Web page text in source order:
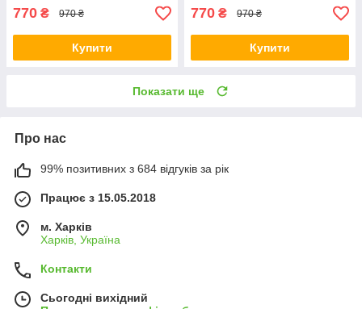
770 ₴ 970 ₴
Купити
770 ₴ 970 ₴
Купити
Показати ще
Про нас
99% позитивних з 684 відгуків за рік
Працює з 15.05.2018
м. Харків
Харків, Україна
Контакти
Сьогодні вихідний